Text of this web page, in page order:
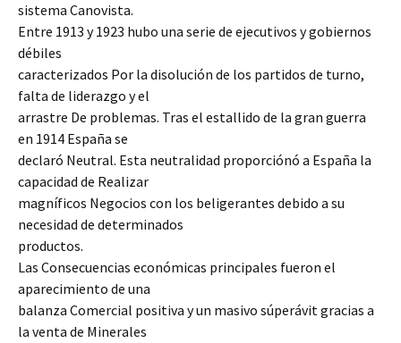
sistema Canovista.
Entre 1913 y 1923 hubo una serie de ejecutivos y gobiernos
débiles
caracterizados Por la disolución de los partidos de turno,
falta de liderazgo y el
arrastre De problemas. Tras el estallido de la gran guerra
en 1914 España se
declaró Neutral. Esta neutralidad proporciónó a España la
capacidad de Realizar
magníficos Negocios con los beligerantes debido a su
necesidad de determinados
productos.
Las Consecuencias económicas principales fueron el
aparecimiento de una
balanza Comercial positiva y un masivo súperávit gracias a
la venta de Minerales